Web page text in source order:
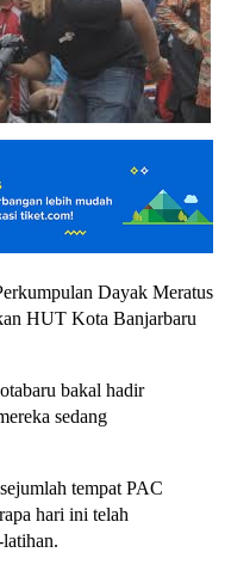
Dayak Meratus
HUT Kota Banjarbaru
bakal hadir
sedang
tempat PAC
hari ini telah